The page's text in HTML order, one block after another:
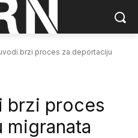
brzi proces za deportaciju
brzi proces